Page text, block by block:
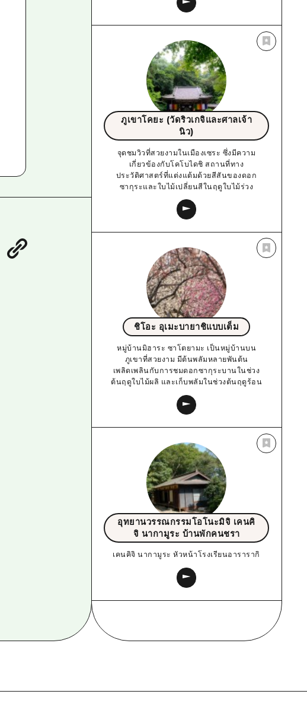
ภูเขาโคยะ (วัดริวเกจิและศาลเจ้า
นิว)
จุดชมวิวที่สวยงามในเมืองเซระ ซึ่งมีความ
เกี่ยวข้องกับโคโบไดชิ สถานที่ทาง
ประวัติศาสตร์ที่แต่งแต้มด้วยสีสันของดอก
ซากุระและใบไม้เปลี่ยนสีในฤดูใบไม้ร่วง
ชิโอะ อุเมะบายาชิแบบเต็ม
หมู่บ้านมิฮาระ ซาโตยามะ เป็นหมู่บ้านบน
ภูเขาที่สวยงาม มีต้นพลัมหลายพันต้น
เพลิดเพลินกับการชมดอกซากุระบานในช่วง
ต้นฤดูใบไม้ผลิ และเก็บพลัมในช่วงต้นฤดูร้อน
อุทยานวรรณกรรมโอโนะมิจิ เคนคิ
จิ นากามูระ บ้านพักคนชรา
เคนคิจิ นากามูระ หัวหน้าโรงเรียนอารารากิ